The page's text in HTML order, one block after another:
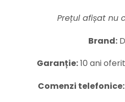
Prețul afișat nu
Brand:
Garanție:10 ani
Comenzi telefonice: